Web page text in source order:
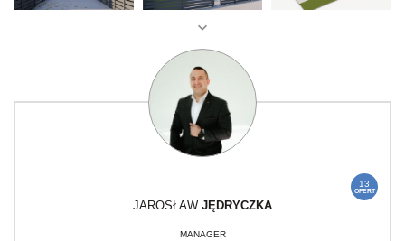
13
OFERT
JAROSŁAW JĘDRYCZKA
MANAGER